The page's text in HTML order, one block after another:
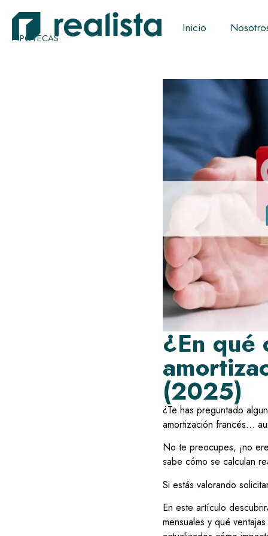
HIPOTECAS
Inicio
¿En qué
(2025)
¿Te has preguntado
amortización francés…
No te preocupes, ¡no
sabe cómo se calculan
Si estás valorando
En este artículo
mensuales y qué